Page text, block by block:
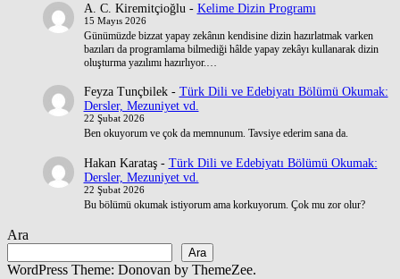
A. C. Kiremitçioğlu - Kelime Dizin Programı
15 Mayıs 2026
Günümüzde bizzat yapay zekânın kendisine dizin hazırlatmak varken
bazıları da programlama bilmediği hâlde yapay zekâyı kullanarak dizin
oluşturma yazılımı hazırlıyor.…
Feyza Tunçbilek- Türk Dili ve Edebiyatı Bölümü Okumak:
Dersler, Mezuniyet vd.
22 Şubat 2026
Ben okuyorum ve çok da memnunum. Tavsiye ederim sana da.
Hakan Karataş- Türk Dili ve Edebiyatı Bölümü Okumak:
Dersler, Mezuniyet vd.
22 Şubat 2026
Bu bölümü okumak istiyorum ama korkuyorum. Çok mu zor olur?
Ara
Ara
WordPress Theme: Donovan by ThemeZee.